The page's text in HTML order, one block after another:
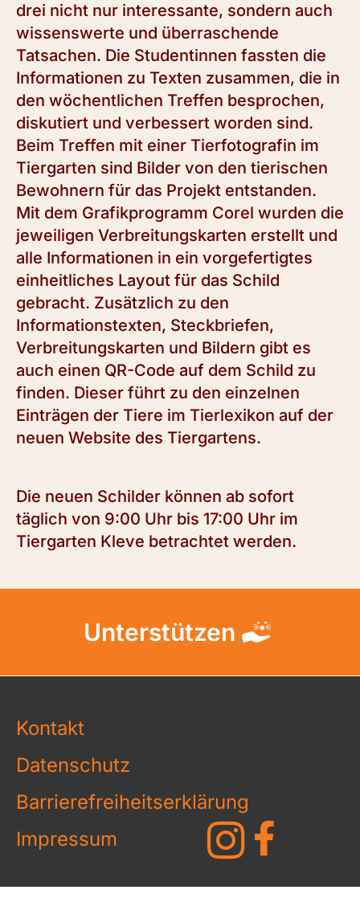
drei nicht nur interessante, sondern auch
wissenswerte und überraschende
Tatsachen. Die Studentinnen fassten die
Informationen zu Texten zusammen, die in
den wöchentlichen Treffen besprochen,
diskutiert und verbessert worden sind.
Beim Treffen mit einer Tierfotografin im
Tiergarten sind Bilder von den tierischen
Bewohnern für das Projekt entstanden.
Mit dem Grafikprogramm Corel wurden die
jeweiligen Verbreitungskarten erstellt und
alle Informationen in ein vorgefertigtes
einheitliches Layout für das Schild
gebracht. Zusätzlich zu den
Informationstexten, Steckbriefen,
Verbreitungskarten und Bildern gibt es
auch einen QR-Code auf dem Schild zu
finden. Dieser führt zu den einzelnen
Einträgen der Tiere im Tierlexikon auf der
neuen Website des Tiergartens.
Die neuen Schilder können ab sofort
täglich von 9:00 Uhr bis 17:00 Uhr im
Tiergarten Kleve betrachtet werden.
Unterstützen
Kontakt
Datenschutz
Barrierefreiheitserklärung
Impressum